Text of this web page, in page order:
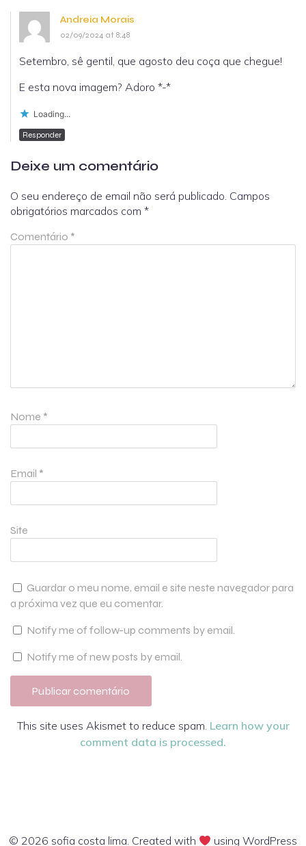
Andreia Morais
02/09/2024 at 8:48
Setembro, sê gentil, que agosto deu coça que chegue!
E esta nova imagem? Adoro *-*
Loading...
Responder
Deixe um comentário
O seu endereço de email não será publicado. Campos
obrigatórios marcados com *
Comentário *
Nome *
Email *
Site
Guardar o meu nome, email e site neste navegador para
a próxima vez que eu comentar.
Notify me of follow-up comments by email.
Notify me of new posts by email.
This site uses Akismet to reduce spam. Learn how your
comment data is processed.
© 2026 sofia costa lima. Created with using WordPress